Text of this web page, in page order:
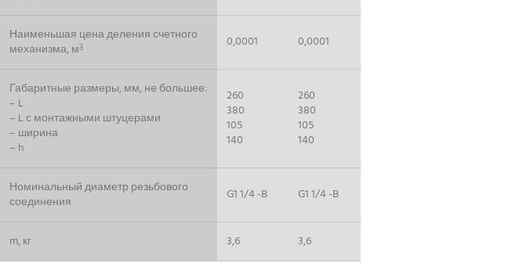
Наименьшая цена деления счетного
механизма, м3 0,0001 0,0001
Габаритные размеры, мм, не большее:
– L
– L с монтажными штуцерами
– ширина
– h
260
380
105
140
260
380
105
140
Номинальный диаметр резьбового
соединения
G1 1/4 -B G1 1/4 -B
m, кг 3,6 3,6